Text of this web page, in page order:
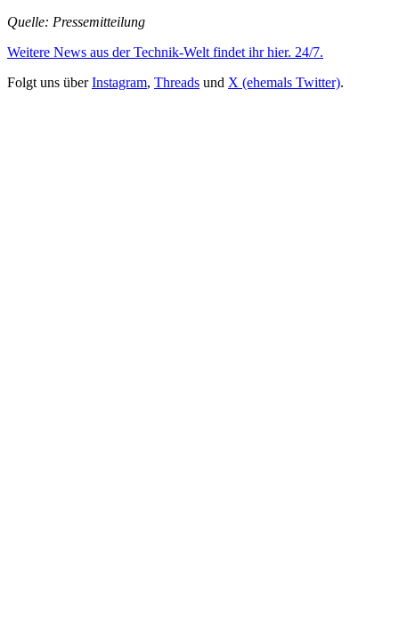
Quelle: Pressemitteilung
Weitere News aus der Technik-Welt findet ihr hier. 24/7.
Folgt uns überInstagram, Threads und X (ehemals Twitter).